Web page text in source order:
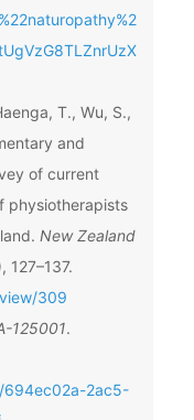
T., Wu, S.,
and
of current
physiotherapists
New Zealand
127–137.
309
125001.
694ec02a-2ac5-